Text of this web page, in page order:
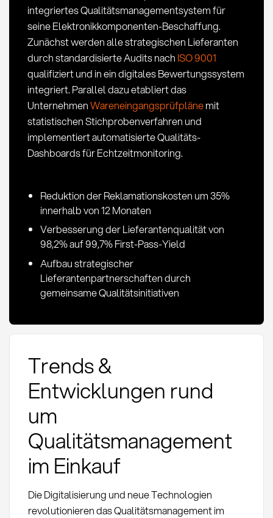
integriertes Qualitätsmanagementsystem für
seine Elektronikkomponenten-Beschaffung.
Zunächst werden alle strategischen Lieferanten
durch standardisierte Audits nach ISO 9001
qualifiziert und in ein digitales Bewertungssystem
integriert. Parallel dazu etabliert das
UnternehmenWareneingangsprüfplänemit
statistischen Stichprobenverfahren und
implementiert automatisierte Qualitäts-
Dashboards für Echtzeitmonitoring.
Reduktion der Reklamationskosten um 35%
innerhalb von 12 Monaten
Verbesserung der Lieferantenqualität von
98,2% auf 99,7% First-Pass-Yield
Aufbau strategischer
Lieferantenpartnerschaften durch
gemeinsame Qualitätsinitiativen
Trends &
Entwicklungen rund
um
Qualitätsmanagement
im Einkauf
Die Digitalisierung und neue Technologien
revolutionieren das Qualitätsmanagement im